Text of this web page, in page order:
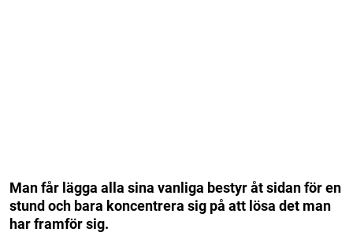
Man får lägga alla sina vanliga bestyr åt sidan för en
stund och bara koncentrera sig på att lösa det man
har framför sig.